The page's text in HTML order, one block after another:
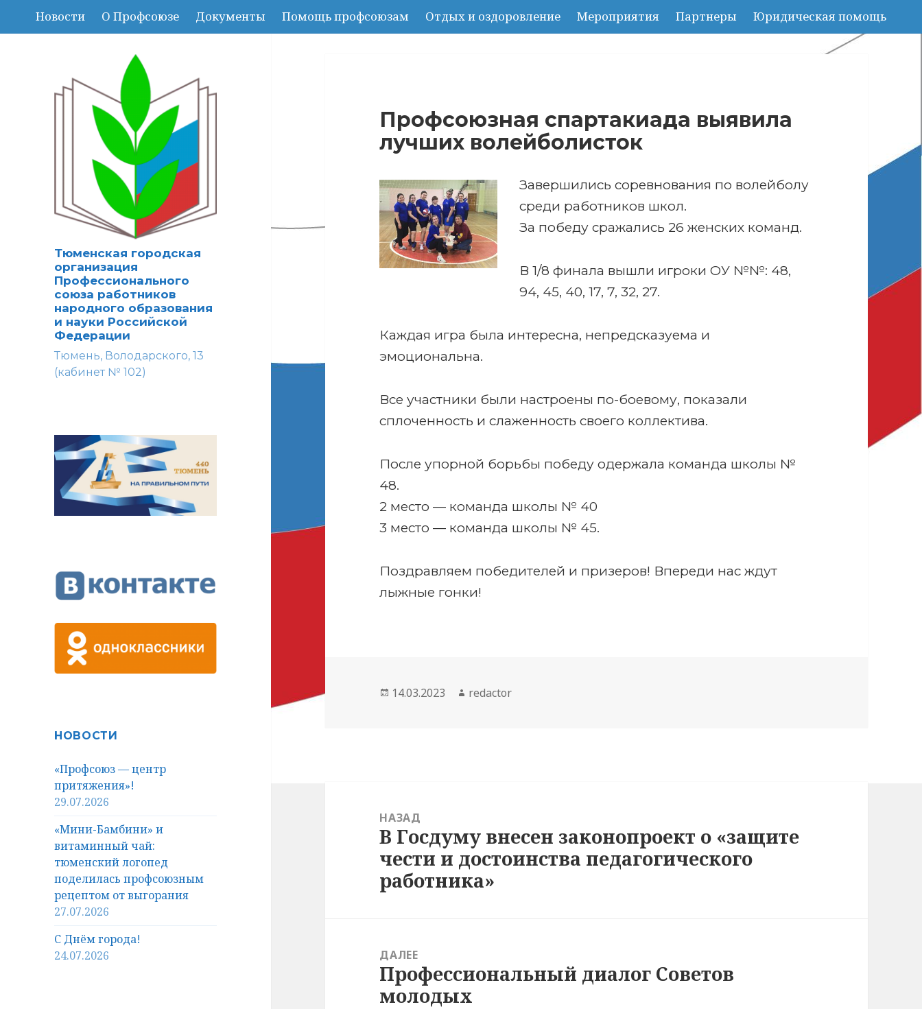
Новости О Профсоюзе Документы Помощь профсоюзам Отдых и оздоровление Мероприятия Партнеры Юридическая помощь
Тюменская городская
организация
Профессионального
союза работников
народного образования
и науки Российской
Федерации
Тюмень, Володарского, 13
(кабинет № 102)
НОВОСТИ
«Профсоюз — центр
притяжения»!
29.07.2026
«Мини-Бамбини» и
витаминный чай:
тюменский логопед
поделилась профсоюзным
рецептом от выгорания
27.07.2026
С Днём города!
24.07.2026
Профсоюзная спартакиада выявила
лучших волейболисток
Завершились соревнования по волейболу
среди работников школ.
За победу сражались 26 женских команд.
В 1/8 финала вышли игроки ОУ №№: 48,
94, 45, 40, 17, 7, 32, 27.
Каждая игра была интересна, непредсказуема и
эмоциональна.
Все участники были настроены по-боевому, показали
сплоченность и слаженность своего коллектива.
После упорной борьбы победу одержала команда школы №
48.
2 место — команда школы № 40
3 место — команда школы № 45.
Поздравляем победителей и призеров! Впереди нас ждут
лыжные гонки!
Опубликовано
14.03.2023 Автор
redactor
записям
НАЗАД
Предыдущая
запись:
В Госдуму внесен законопроект о «защите
чести и достоинства педагогического
работника»
ДАЛЕЕ
Следующая
запись:
Профессиональный диалог Советов
молодых